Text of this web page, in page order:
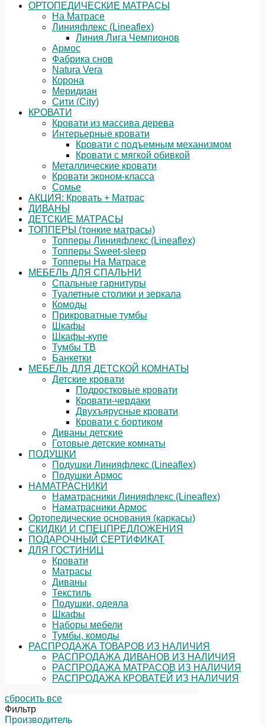
ОРТОПЕДИЧЕСКИЕ МАТРАСЫ
На Матрасе
Линияфлекс (Lineaflex)
Линия Лига Чемпионов
Армос
Фабрика снов
Natura Vera
Корона
Меридиан
Сити (City)
КРОВАТИ
Кровати из массива дерева
Интерьерные кровати
Кровати с подъемным механизмом
Кровати с мягкой обивкой
Металлические кровати
Кровати эконом-класса
Сомье
АКЦИЯ: Кровать + Матрас
ДИВАНЫ
ДЕТСКИЕ МАТРАСЫ
ТОППЕРЫ (тонкие матрасы)
Топперы Линияфлекс (Lineaflex)
Топперы Sweet-sleep
Топперы На Матрасе
МЕБЕЛЬ ДЛЯ СПАЛЬНИ
Спальные гарнитуры
Туалетные столики и зеркала
Комоды
Прикроватные тумбы
Шкафы
Шкафы-купе
Тумбы ТВ
Банкетки
МЕБЕЛЬ ДЛЯ ДЕТСКОЙ КОМНАТЫ
Детские кровати
Подростковые кровати
Кровати-чердаки
Двухъярусные кровати
Кровати с бортиком
Диваны детские
Готовые детские комнаты
ПОДУШКИ
Подушки Линияфлекс (Lineaflex)
Подушки Армос
НАМАТРАСНИКИ
Наматрасники Линияфлекс (Lineaflex)
Наматрасники Армос
Ортопедические основания (каркасы)
СКИДКИ И СПЕЦПРЕДЛОЖЕНИЯ
ПОДАРОЧНЫЙ СЕРТИФИКАТ
ДЛЯ ГОСТИНИЦ
Кровати
Матрасы
Диваны
Текстиль
Подушки, одеяла
Шкафы
Наборы мебели
Тумбы, комоды
РАСПРОДАЖА ТОВАРОВ ИЗ НАЛИЧИЯ
РАСПРОДАЖА ДИВАНОВ ИЗ НАЛИЧИЯ
РАСПРОДАЖА МАТРАСОВ ИЗ НАЛИЧИЯ
РАСПРОДАЖА КРОВАТЕЙ ИЗ НАЛИЧИЯ
сбросить все
Фильтр
Производитель